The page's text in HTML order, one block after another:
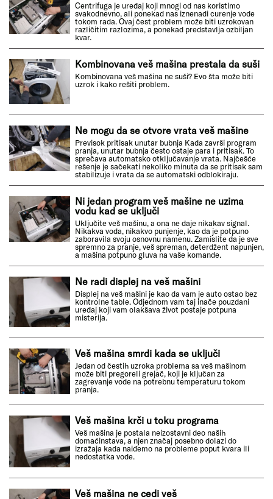
Centrifuga je uređaj koji mnogi od nas koristimo
svakodnevno, ali ponekad nas iznenadi curenje vode
tokom rada. Ovaj čest problem može biti uzrokovan
različitim razlozima, a ponekad predstavlja ozbiljan
kvar.
Kombinovana veš mašina prestala da suši
Kombinovana veš mašina ne suši? Evo šta može biti
uzrok i kako rešiti problem.
Ne mogu da se otvore vrata veš mašine
Previsok pritisak unutar bubnja Kada završi program
pranja, unutar bubnja često ostaje para i pritisak. To
sprečava automatsko otključavanje vrata. Najčešće
rešenje je sačekati nekoliko minuta da se pritisak sam
stabilizuje i vrata da se automatski odblokiraju.
Ni jedan program veš mašine ne uzima
vodu kad se uključi
Uključite veš mašinu, a ona ne daje nikakav signal.
Nikakva voda, nikakvo punjenje, kao da je potpuno
zaboravila svoju osnovnu namenu. Zamislite da je sve
spremno za pranje, veš spreman, deterdžent napunjen,
a mašina potpuno gluva na vaše komande.
Ne radi displej na veš mašini
Displej na veš mašini je kao da vam je auto ostao bez
kontrolne table. Odjednom vam taj inače pouzdani
uređaj koji vam olakšava život postaje potpuna
misterija.
Veš mašina smrdi kada se uključi
Jedan od čestih uzroka problema sa veš mašinom
može biti pregoreli grejač, koji je ključan za
zagrevanje vode na potrebnu temperaturu tokom
pranja.
Veš mašina krči u toku programa
Veš mašina je postala neizostavni deo naših
domaćinstava, a njen značaj posebno dolazi do
izražaja kada naiđemo na probleme poput kvara ili
nedostatka vode.
Veš mašina ne cedi veš